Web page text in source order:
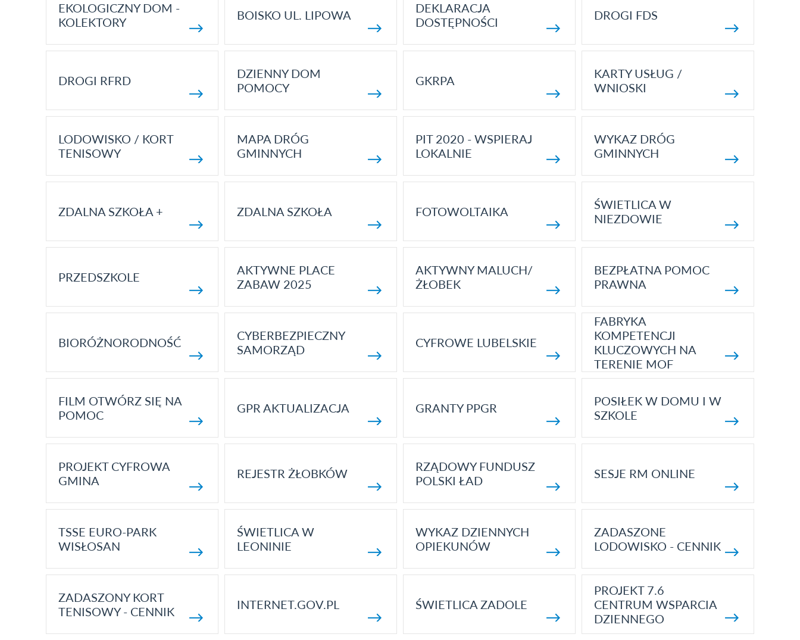
EKOLOGICZNY DOM -
KOLEKTORY
BOISKO UL. LIPOWA
DEKLARACJA
DOSTĘPNOŚCI
DROGI FDS
DROGI RFRD
DZIENNY DOM
POMOCY
GKRPA
KARTY USŁUG /
WNIOSKI
LODOWISKO / KORT
TENISOWY
MAPA DRÓG
GMINNYCH
PIT 2020 - WSPIERAJ
LOKALNIE
WYKAZ DRÓG
GMINNYCH
ZDALNA SZKOŁA + ZDALNA SZKOŁA FOTOWOLTAIKA
ŚWIETLICA W
NIEZDOWIE
PRZEDSZKOLE
AKTYWNE PLACE
ZABAW 2025
AKTYWNY MALUCH/
ŻŁOBEK
BEZPŁATNA POMOC
PRAWNA
BIORÓŻNORODNOŚĆ
CYBERBEZPIECZNY
SAMORZĄD
CYFROWE LUBELSKIE
FABRYKA
KOMPETENCJI
KLUCZOWYCH NA
TERENIE MOF
FILM OTWÓRZ SIĘ NA
POMOC
GPR AKTUALIZACJA GRANTY PPGR
POSIŁEK W DOMU I W
SZKOLE
PROJEKT CYFROWA
GMINA
REJESTR ŻŁOBKÓW
RZĄDOWY FUNDUSZ
POLSKI ŁAD
SESJE RM ONLINE
TSSE EURO-PARK
WISŁOSAN
ŚWIETLICA W
LEONINIE
WYKAZ DZIENNYCH
OPIEKUNÓW
ZADASZONE
LODOWISKO - CENNIK
ZADASZONY KORT
TENISOWY - CENNIK
INTERNET.GOV.PL ŚWIETLICA ZADOLE
PROJEKT 7.6
CENTRUM WSPARCIA
DZIENNEGO